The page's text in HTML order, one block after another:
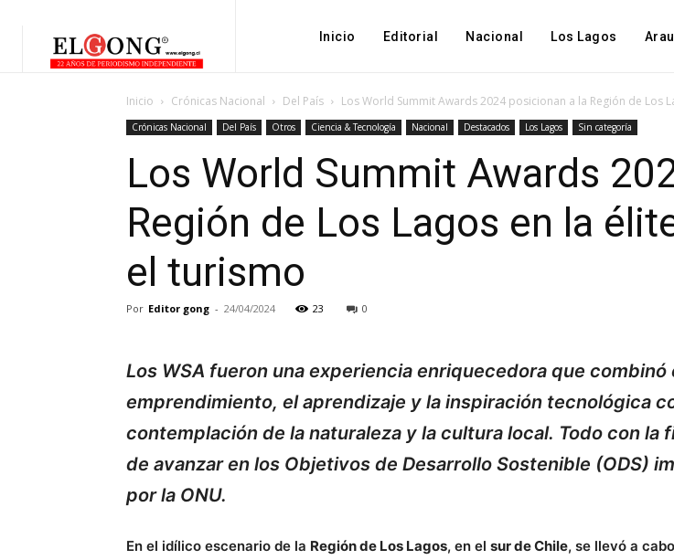
Inicio Editorial Nacional Los Lagos
Inicio Crónicas Nacional Del País Los World Summit Awards 2024 posicionan a la Región de Los
Crónicas Nacional Del País Otros Ciencia & Tecnología Nacional Destacados Los Lagos Sin categoría
Los World Summit Awards
Región de Los Lagos en la
el turismo
Por Editor gong - 24/04/2024 23 0
Los WSA fueron una experiencia enriquecedora que combinó
emprendimiento, el aprendizaje y la inspiración tecnológica
contemplación de la naturaleza y la cultura local. Todo con la
de avanzar en los Objetivos de Desarrollo Sostenible (ODS)
por la ONU.
En el idílico escenario de la Región de Los Lagos, en el sur de Chile, se llevó a